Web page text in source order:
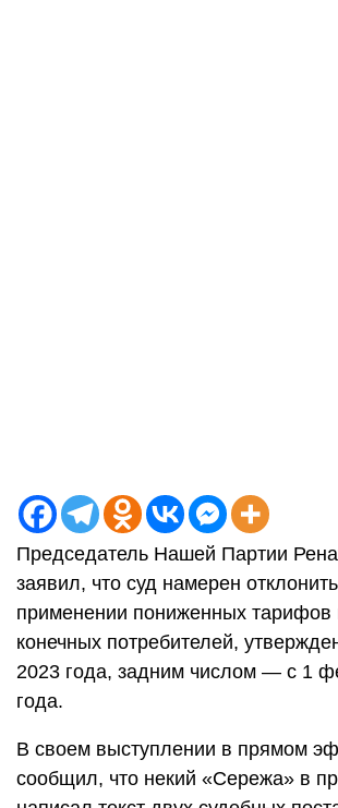
Председатель Нашей Партии
заявил, что суд намерен
применении пониженных тарифов
конечных потребителей,
2023 года, задним числом — с 1
года.
В своем выступлении в прямом
сообщил, что некий «Сережа» в